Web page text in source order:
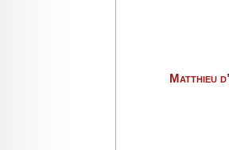
Matthieu